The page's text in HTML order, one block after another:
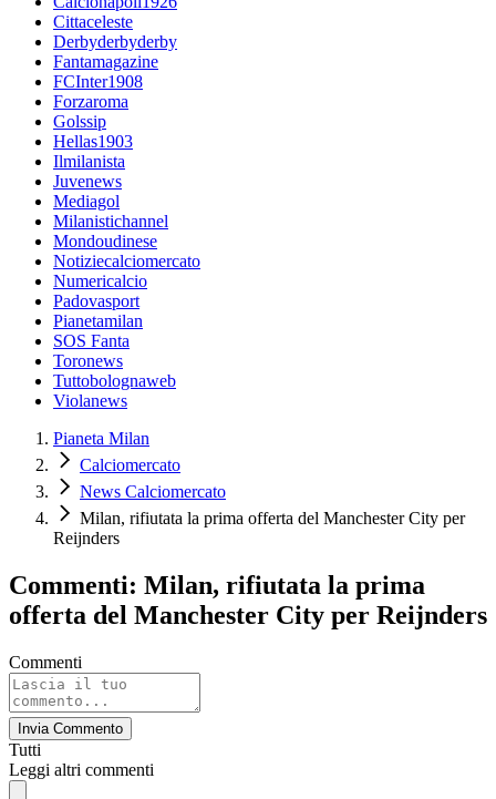
Cittaceleste
Derbyderbyderby
Fantamagazine
FCInter1908
Forzaroma
Golssip
Hellas1903
Ilmilanista
Juvenews
Mediagol
Milanistichannel
Mondoudinese
Notiziecalciomercato
Numericalcio
Padovasport
Pianetamilan
SOS Fanta
Toronews
Tuttobolognaweb
Violanews
Pianeta Milan
Calciomercato
News Calciomercato
Milan, rifiutata la prima offerta del Manchester City per
Reijnders
Commenti: Milan, rifiutata la prima
offerta del Manchester City per Reijnders
Commenti
Invia Commento
Tutti
Leggi altri commenti